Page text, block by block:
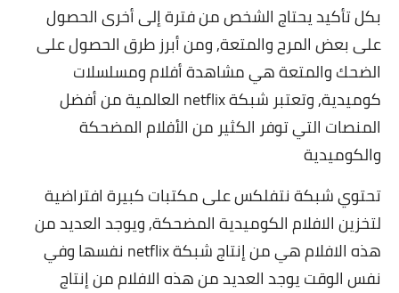
بكل تأكيد يحتاج الشخص من فترة إلى أخرى الحصول
على بعض المرح والمتعة, ومن أبرز طرق الحصول على
الضحك والمتعة هي مشاهدة أفلام ومسلسلات
كوميدية, وتعتبر شبكة netflix العالمية من أفضل
المنصات التي توفر الكثير من الأفلام المضحكة
والكوميدية
تحتوي شبكة نتفلكس على مكتبات كبيرة افتراضية
لتخزين الافلام الكوميدية المضحكة, ويوجد العديد من
هذه الافلام هي من إنتاج شبكة netflix نفسها وفي
نفس الوقت يوجد العديد من هذه الافلام من إنتاج